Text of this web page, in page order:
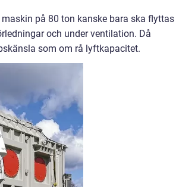
på 80 ton kanske bara ska flyttas
och under ventilation. Då
som om rå lyftkapacitet.